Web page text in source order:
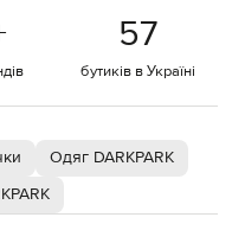
57
бутиків в Україні
Одяг DARKPARK